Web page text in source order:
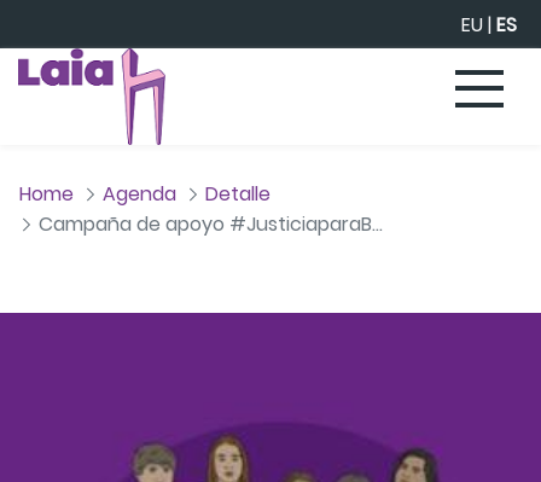
EU|ES
Home Agenda
Detalle
Campaña de apoyo #JusticiaparaBeatriz